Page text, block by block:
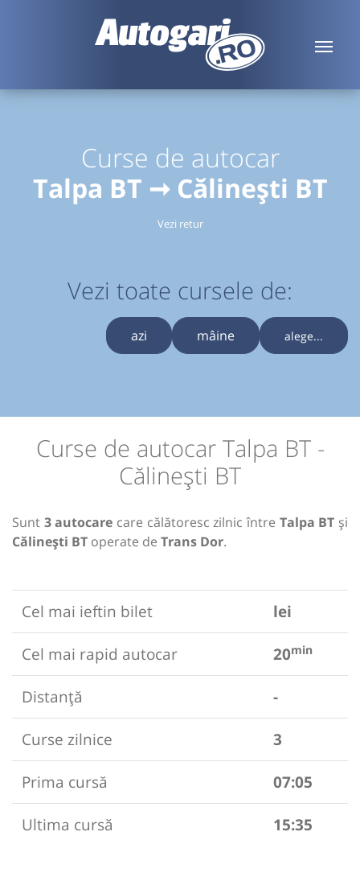
Curse de autocar
Talpa BT ➞ Călinești BT
Vezi retur
Vezi toate cursele de:
azi mâine alege...
Curse de autocar Talpa BT -
Călinești BT
Sunt 3 autocare care călătoresc zilnic între Talpa BT și
Călinești BT operate de Trans Dor.
Cel mai ieftin bilet
lei
Cel mai rapid autocar
20min
Distanță
-
Curse zilnice
3
Prima cursă
07:05
Ultima cursă
15:35